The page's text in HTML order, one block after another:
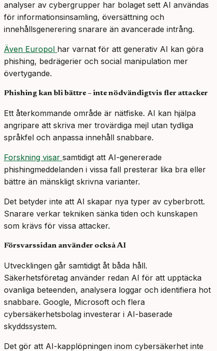
analyser av cybergrupper har bolaget sett AI användas
för informationsinsamling, översättning och
innehållsgenerering snarare än avancerade intrång.
Även Europol har varnat för att generativ AI kan göra
phishing, bedrägerier och social manipulation mer
övertygande.
Phishing kan bli bättre – inte nödvändigtvis fler attacker
Ett återkommande område är nätfiske. AI kan hjälpa
angripare att skriva mer trovärdiga mejl utan tydliga
språkfel och anpassa innehåll snabbare.
Forskning visar samtidigt att AI-genererade
phishingmeddelanden i vissa fall presterar lika bra eller
bättre än mänskligt skrivna varianter.
Det betyder inte att AI skapar nya typer av cyberbrott.
Snarare verkar tekniken sänka tiden och kunskapen
som krävs för vissa attacker.
Försvarssidan använder också AI
Utvecklingen går samtidigt åt båda håll.
Säkerhetsföretag använder redan AI för att upptäcka
ovanliga beteenden, analysera loggar och identifiera hot
snabbare. Google, Microsoft och flera
cybersäkerhetsbolag investerar i AI-baserade
skyddssystem.
Det gör att AI-kapplöpningen inom cybersäkerhet inte